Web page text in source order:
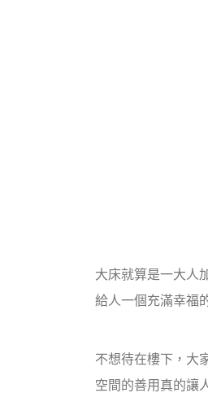
大床就算是一大人
給人一個充滿幸福
不想待在樓下，大
空間的善用真的讓